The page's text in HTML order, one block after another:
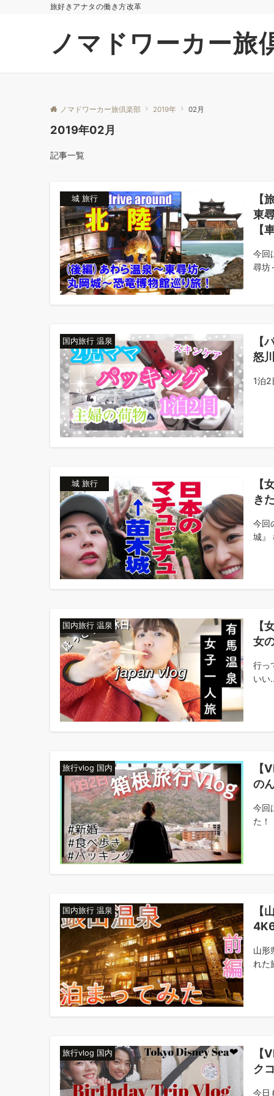
旅好きアナタの働き方改革
ノマドワーカー旅
ノマドワーカー旅倶楽部 2019年 02月
2019年02月
記事一覧
城 旅行
【
東
【
今回
尋坊
国内旅行 温泉
【
怒
1泊2
城 旅行
【
き
今回
城』
国内旅行 温泉
【
女
行っ
いい
旅行vlog 国内
【
の
今回
た！
国内旅行 温泉
【
山形
れた
旅行vlog 国内
【
ク
今日